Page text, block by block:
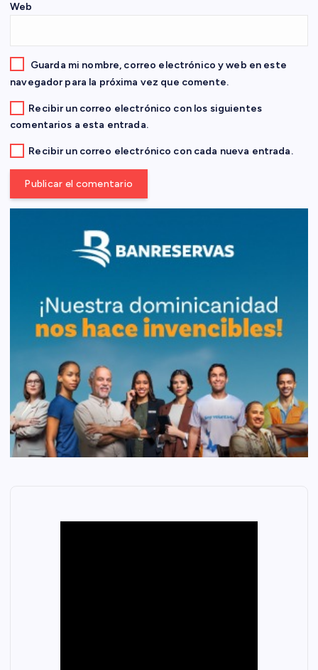
r
a
d
a
s
Web
Guarda mi nombre, correo electrónico y web en este
navegador para la próxima vez que comente.
Recibir un correo electrónico con los siguientes
comentarios a esta entrada.
Recibir un correo electrónico con cada nueva entrada.